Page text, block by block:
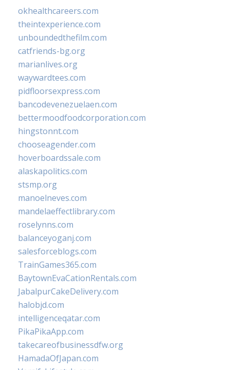
okhealthcareers.com
theintexperience.com
unboundedthefilm.com
catfriends-bg.org
marianlives.org
waywardtees.com
pidfloorsexpress.com
bancodevenezuelaen.com
bettermoodfoodcorporation.com
hingstonnt.com
chooseagender.com
hoverboardssale.com
alaskapolitics.com
stsmp.org
manoelneves.com
mandelaeffectlibrary.com
roselynns.com
balanceyoganj.com
salesforceblogs.com
TrainGames365.com
BaytownEvaCationRentals.com
JabalpurCakeDelivery.com
halobjd.com
intelligenceqatar.com
PikaPikaApp.com
takecareofbusinessdfw.org
HamadaOfJapan.com